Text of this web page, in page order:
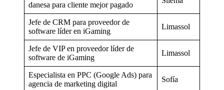
danesa para cliente mejor pagado
Jefe de CRM para proveedor de
software líder en iGaming
Limassol
Jefe de VIP en proveedor líder de
software de iGaming
Limassol
Especialista en PPC (Google Ads) para
agencia de marketing digital
Sofía